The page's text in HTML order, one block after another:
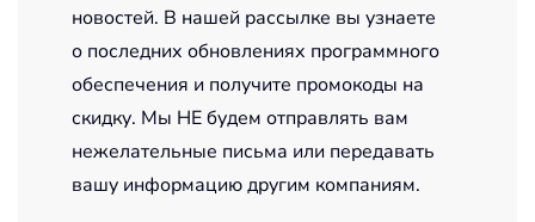
новостей. В нашей рассылке вы узнаете
о последних обновлениях программного
обеспечения и получите промокоды на
скидку. Мы НЕ будем отправлять вам
нежелательные письма или передавать
вашу информацию другим компаниям.